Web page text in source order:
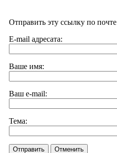
Отправить эту ссылку по почте
E-mail адресата:
Ваше имя:
Ваш e-mail:
Тема:
Отправить Отменить